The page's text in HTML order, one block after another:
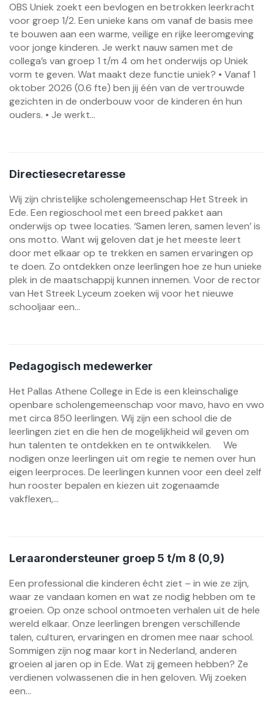
OBS Uniek zoekt een bevlogen en betrokken leerkracht
voor groep 1/2. Een unieke kans om vanaf de basis mee
te bouwen aan een warme, veilige en rijke leeromgeving
voor jonge kinderen. Je werkt nauw samen met de
collega’s van groep 1 t/m 4 om het onderwijs op Uniek
vorm te geven. Wat maakt deze functie uniek? • Vanaf 1
oktober 2026 (0.6 fte) ben jij één van de vertrouwde
gezichten in de onderbouw voor de kinderen én hun
ouders. • Je werkt...
Directiesecretaresse
Wij zijn christelijke scholengemeenschap Het Streek in
Ede. Een regioschool met een breed pakket aan
onderwijs op twee locaties. ‘Samen leren, samen leven’ is
ons motto. Want wij geloven dat je het meeste leert
door met elkaar op te trekken en samen ervaringen op
te doen. Zo ontdekken onze leerlingen hoe ze hun unieke
plek in de maatschappij kunnen innemen. Voor de rector
van Het Streek Lyceum zoeken wij voor het nieuwe
schooljaar een...
Pedagogisch medewerker
Het Pallas Athene College in Ede is een kleinschalige
openbare scholengemeenschap voor mavo, havo en vwo
met circa 850 leerlingen. Wij zijn een school die de
leerlingen ziet en die hen de mogelijkheid wil geven om
hun talenten te ontdekken en te ontwikkelen. We
nodigen onze leerlingen uit om regie te nemen over hun
eigen leerproces. De leerlingen kunnen voor een deel zelf
hun rooster bepalen en kiezen uit zogenaamde
vakflexen,...
Leraarondersteuner groep 5 t/m 8 (0,9)
Een professional die kinderen écht ziet – in wie ze zijn,
waar ze vandaan komen en wat ze nodig hebben om te
groeien. Op onze school ontmoeten verhalen uit de hele
wereld elkaar. Onze leerlingen brengen verschillende
talen, culturen, ervaringen en dromen mee naar school.
Sommigen zijn nog maar kort in Nederland, anderen
groeien al jaren op in Ede. Wat zij gemeen hebben? Ze
verdienen volwassenen die in hen geloven. Wij zoeken
een...